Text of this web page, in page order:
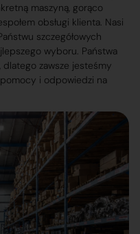
maszyną, gorąco
obsługi klienta. Nasi
szczegółowych
wyboru. Państwa
zawsze jesteśmy
i odpowiedzi na